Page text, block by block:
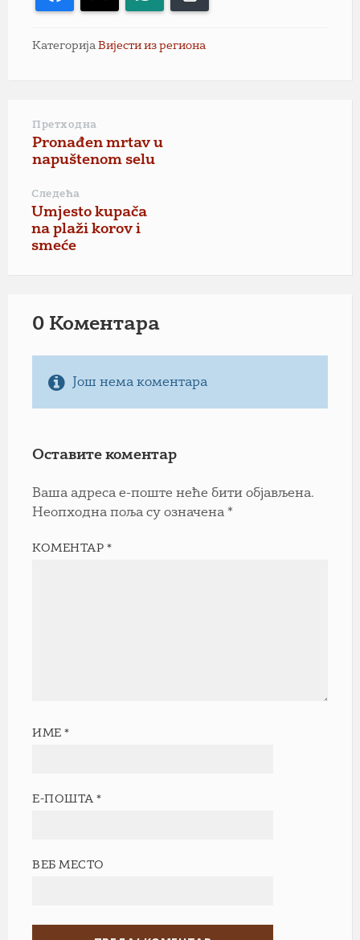
Категорија Вијести из региона
Претходна
Pronađen mrtav u
napuštenom selu
Следећа
Umjesto kupača
na plaži korov i
smeće
0 Коментарa
Још нема коментара
Оставите коментар
Ваша адреса е-поште неће бити објављена.
Неопходна поља су означена *
КОМЕНТАР*
ИМЕ*
Е-ПОШТА*
ВЕБ МЕСТО